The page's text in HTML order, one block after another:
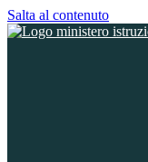
Salta al contenuto